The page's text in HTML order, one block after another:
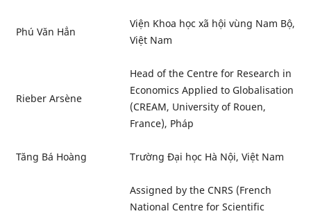
Phú Văn Hẳn
Viện Khoa học xã hội vùng Nam Bộ,
Việt Nam
Rieber Arsène
Head of the Centre for Research in
Economics Applied to Globalisation
(CREAM, University of Rouen,
France), Pháp
Tăng Bá Hoàng Trường Đại học Hà Nội, Việt Nam
Assigned by the CNRS (French
National Centre for Scientific